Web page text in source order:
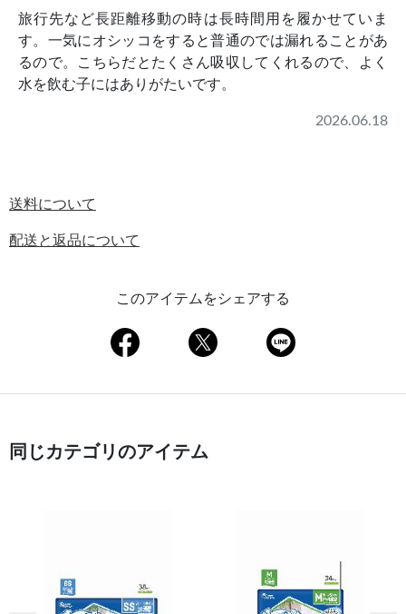
旅行先など長距離移動の時は長時間用を履かせていま
す。一気にオシッコをすると普通のでは漏れることがあ
るので。こちらだとたくさん吸収してくれるので、よく
水を飲む子にはありがたいです。
2026.06.18
送料について
配送と返品について
このアイテムをシェアする
同じカテゴリのアイテム